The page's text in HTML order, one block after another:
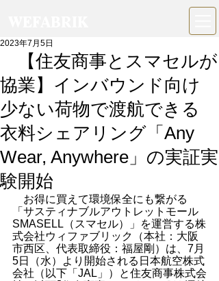
【住友商事とスマセルが
協業】インバウンド向け
少ない荷物で渡航できる
衣料シェアリング「Any
Wear, Anywhere」の実証実
験開始
2023年7月5日
お得に買えて環境保全にも繋がる
「サスティナブルアウトレットモール
SMASELL（スマセル）」を運営する株
式会社ウィファブリック（本社：大阪
市西区、代表取締役：福屋剛）は、7月
5日（水）より開始される日本航空株式
会社（以下「JAL」）と住友商事株式会